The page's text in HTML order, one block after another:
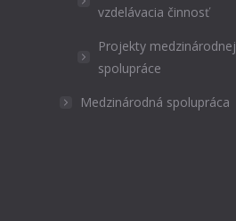
vzdelávacia činnosť
Projekty medzinárodnej
spolupráce
Medzinárodná spolupráca